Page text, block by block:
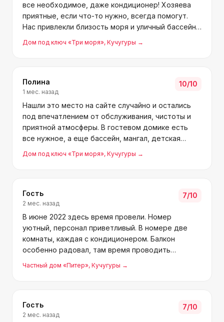
все необходимое, даже кондиционер! Хозяева
приятные, если что-то нужно, всегда помогут.
Нас привлекли близость моря и уличный бассейн,
довольны. Можем смело советовать!
Дом под ключ «Три моря», Кучугуры →
Полина
1 мес. назад
10/10
Нашли это место на сайте случайно и остались
под впечатлением от обслуживания, чистоты и
приятной атмосферы. В гостевом домике есть
все нужное, а еще бассейн, мангал, детская
беседке. До моря пешком 4 минуты. Рядом есть
Дом под ключ «Три моря», Кучугуры →
Гость
2 мес. назад
7/10
В июне 2022 здесь время провели. Номер
уютный, персонал приветливый. В номере две
комнаты, каждая с кондиционером. Балкон
особенно радовал, там время проводить
приятно. Территория красивая: детская зона,
бильярд, теннисный стол. Бассейн чистый,
Частный дом «Питер», Кучугуры →
Гость
2 мес. назад
7/10